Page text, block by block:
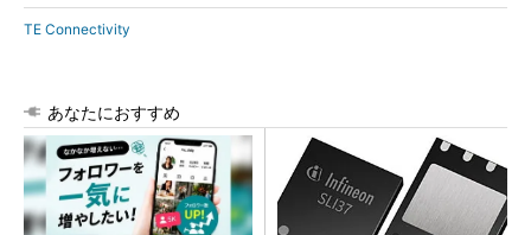
TE Connectivity
あなたにおすすめ